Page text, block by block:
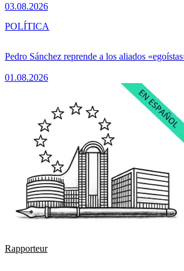
03.08.2026
Pedro Sánchez reprende a los aliados
01.08.2026
POLÍTICA
Rapporteur